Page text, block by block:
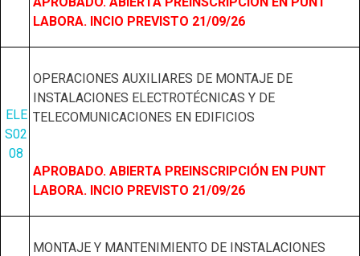
LABORA. INCIO PREVISTO 21/09/26
ELE
S02
08
OPERACIONES AUXILIARES DE MONTAJE DE
INSTALACIONES ELECTROTÉCNICAS Y DE
TELECOMUNICACIONES EN EDIFICIOS
APROBADO. ABIERTA PREINSCRIPCIÓN EN PUNT
LABORA. INCIO PREVISTO 21/09/26
MONTAJE Y MANTENIMIENTO DE INSTALACIONES